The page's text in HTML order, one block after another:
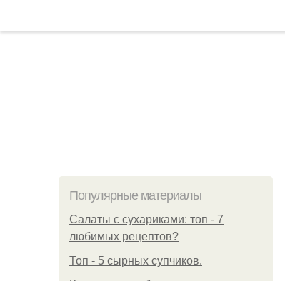
Популярные материалы
Салаты с сухариками: топ - 7
любимых рецептов?
Топ - 5 сырных супчиков.